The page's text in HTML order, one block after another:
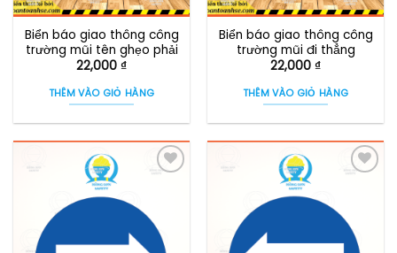
Biển báo giao thông công
trường mũi tên ghẹo phải
22,000 ₫
THÊM VÀO GIỎ HÀNG
Biển báo giao thông công
trường mũi đi thẳng
22,000 ₫
THÊM VÀO GIỎ HÀNG